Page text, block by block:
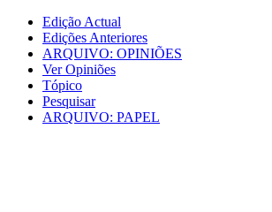
Edição Actual
Edições Anteriores
ARQUIVO: OPINIÕES
Ver Opiniões
Tópico
Pesquisar
ARQUIVO: PAPEL